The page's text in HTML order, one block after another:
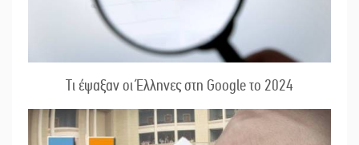
Τι έψαξαν οι Έλληνες στη Google το 2024